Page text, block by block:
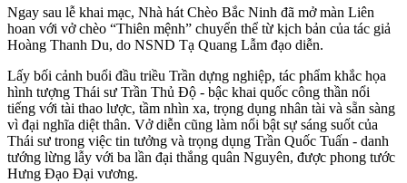
Ngay sau lễ khai mạc, Nhà hát Chèo Bắc Ninh đã mở màn Liên
hoan với vở chèo “Thiên mệnh” chuyển thể từ kịch bản của tác giả
Hoàng Thanh Du, do NSND Tạ Quang Lẫm đạo diễn.
Lấy bối cảnh buổi đầu triều Trần dựng nghiệp, tác phẩm khắc họa
hình tượng Thái sư Trần Thủ Độ - bậc khai quốc công thần nổi
tiếng với tài thao lược, tầm nhìn xa, trọng dụng nhân tài và sẵn sàng
vì đại nghĩa diệt thân. Vở diễn cũng làm nổi bật sự sáng suốt của
Thái sư trong việc tin tưởng và trọng dụng Trần Quốc Tuấn - danh
tướng lừng lẫy với ba lần đại thắng quân Nguyên, được phong tước
Hưng Đạo Đại vương.